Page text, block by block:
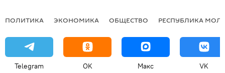
ПОЛИТИКА ЭКОНОМИКА ОБЩЕСТВО РЕСПУБЛИКА
Telegram OK Макс VK